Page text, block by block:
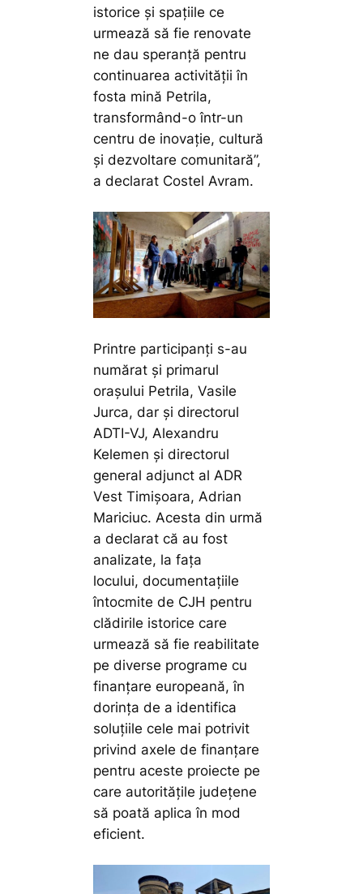
istorice și spațiile ce
urmează să fie renovate
ne dau speranță pentru
continuarea activității în
fosta mină Petrila,
transformând-o într-un
centru de inovație, cultură
și dezvoltare comunitară”,
a declarat Costel Avram.
Printre participanți s-au
numărat și primarul
orașului Petrila, Vasile
Jurca, dar și directorul
ADTI-VJ, Alexandru
Kelemen și directorul
general adjunct al ADR
Vest Timișoara, Adrian
Mariciuc. Acesta din urmă
a declarat că au fost
analizate, la fața
locului, documentațiile
întocmite de CJH pentru
clădirile istorice care
urmează să fie reabilitate
pe diverse programe cu
finanțare europeană, în
dorința de a identifica
soluțiile cele mai potrivit
privind axele de finanțare
pentru aceste proiecte pe
care autoritățile județene
să poată aplica în mod
eficient.